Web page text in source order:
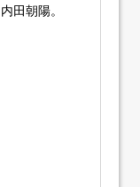
田朝陽。